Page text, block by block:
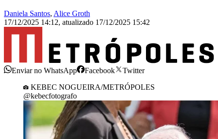
Daniela Santos, Alice Groth
17/12/2025 14:12, atualizado 17/12/2025 15:42
Enviar no WhatsApp Facebook
Twitter
KEBEC NOGUEIRA/METRÓPOLES
@kebecfotografo